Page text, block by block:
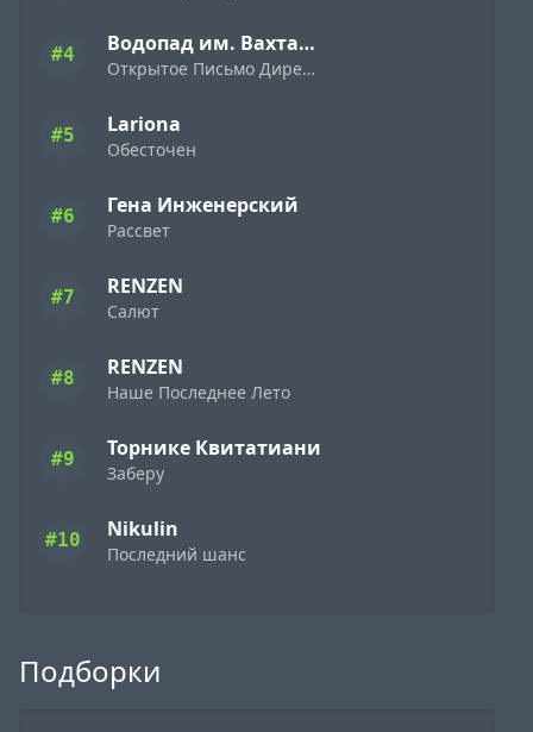
#4 Водопад им. Вахтанга Кикабидзе
Открытое Письмо Директору Фирмы «Ямаха» ( 1989 )
#5 Lariona
Обесточен
#6 Гена Инженерский
Рассвет
#7 RENZEN
Салют
#8 RENZEN
Наше Последнее Лето
#9 Торнике Квитатиани
Заберу
#10 Nikulin
Последний шанс
Подборки